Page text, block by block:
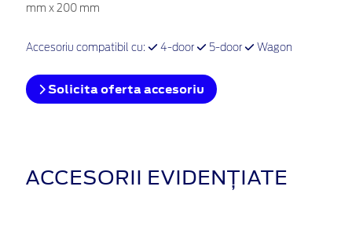
mm x 200 mm
Accesoriu compatibil cu: 4-door 5-door Wagon
Solicita oferta accesoriu
ACCESORII EVIDENȚIATE